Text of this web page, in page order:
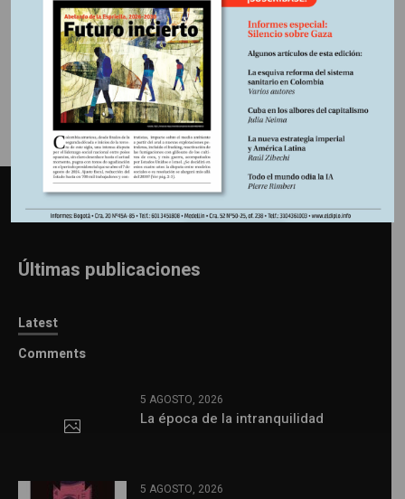
Información adicional
Últimas publicaciones
Latest
Comments
5 AGOSTO, 2026
La época de la intranquilidad
5 AGOSTO, 2026